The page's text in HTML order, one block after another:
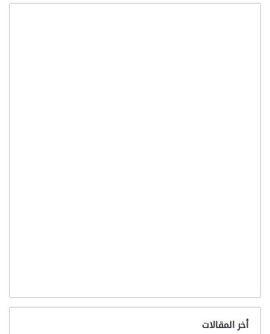
أخر المقالات